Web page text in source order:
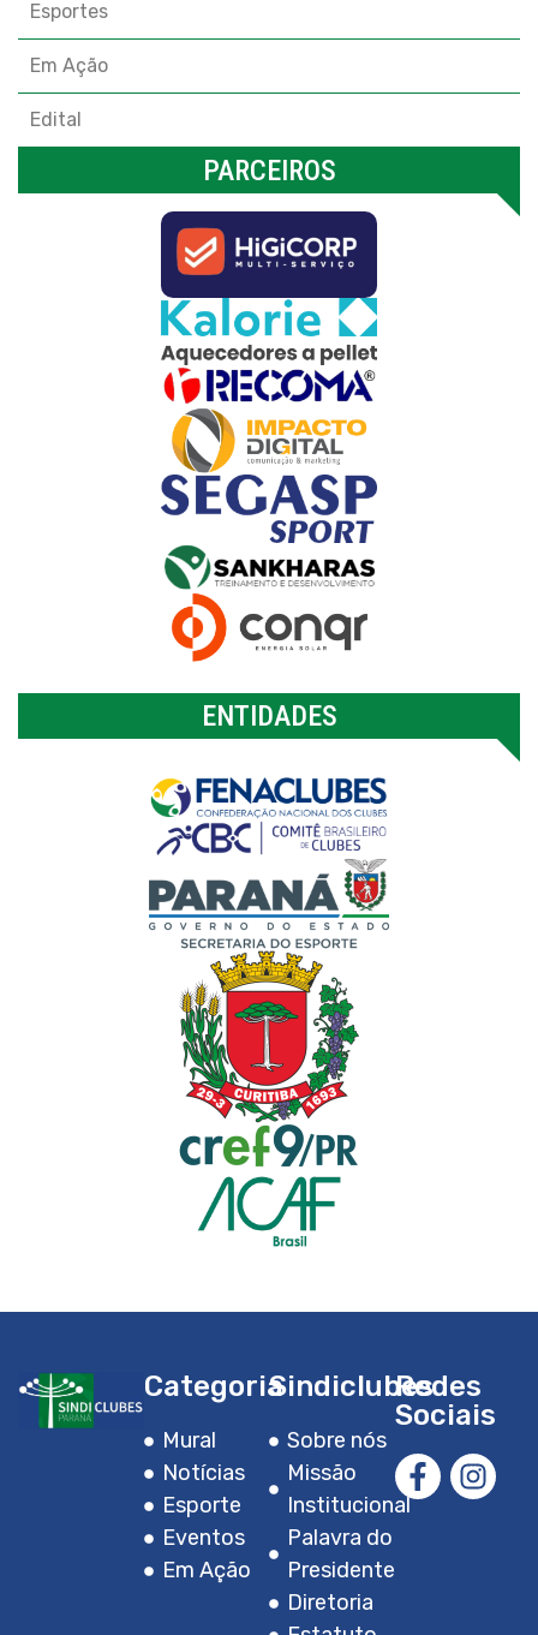
Esportes
Em Ação
Edital
PARCEIROS
ENTIDADES
Categoria
Mural
Notícias
Esporte
Eventos
Em Ação
Sindiclubes
Sobre nós
Missão
Institucional
Palavra do
Presidente
Diretoria
Redes
Sociais